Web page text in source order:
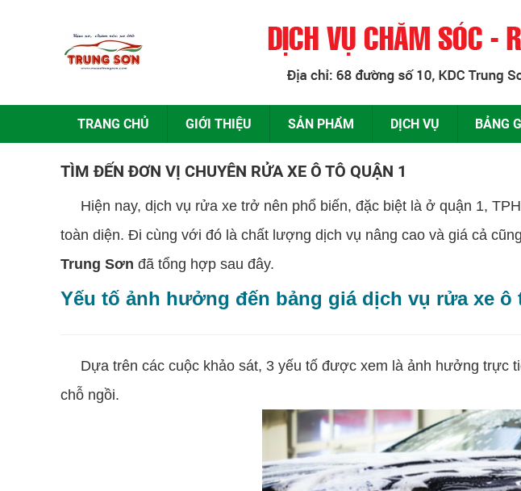
TRANG CHỦ GIỚI THIỆU SẢN PHẨM DỊCH VỤ BẢNG
TÌM ĐẾN ĐƠN VỊ CHUYÊN RỬA XE Ô TÔ QUẬN 1
Hiện nay, dịch vụ rửa xe trở nên phổ biến, đặc biệt là ở quận 1,
toàn diện. Đi cùng với đó là chất lượng dịch vụ nâng cao và giá cả
Trung Sơn đã tổng hợp sau đây.
Yếu tố ảnh hưởng đến bảng giá dịch vụ rửa xe ô
Dựa trên các cuộc khảo sát, 3 yếu tố được xem là ảnh hưởng trực
chỗ ngồi.